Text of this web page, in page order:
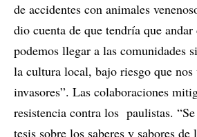
de accidentes con animales
dio cuenta de que tendría que
podemos llegar a las comunidades
la cultura local, bajo riesgo que nos
invasores”. Las colaboraciones
resistencia contra los paulistas.
tesis sobre los saberes y sabores